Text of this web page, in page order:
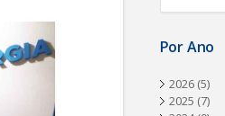
Por Ano
2026(5)
2025 (7)